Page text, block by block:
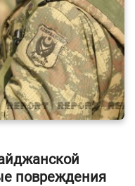
повреждения